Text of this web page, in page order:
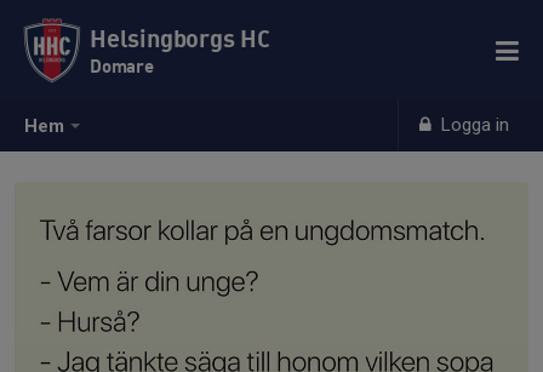
Hem Logga in
Helsingborgs HC
Domare